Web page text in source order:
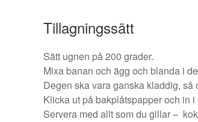
Tillagningssätt
Sätt ugnen på 200 grader.
Mixa banan och ägg och blanda i
Degen ska vara ganska kladdig, så
Klicka ut på bakplåtspapper och in
Servera med allt som du gillar –